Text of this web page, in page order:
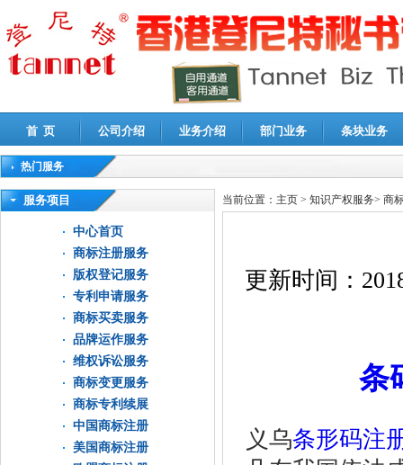
首 页 公司介绍 业务介绍 部门业务 条块业务
热门服务
高新技术企业认定审计|企业所得税汇算清缴申报鉴证
服务项目
中心首页
商标注册服务
版权登记服务
专利申请服务
商标买卖服务
品牌运作服务
维权诉讼服务
商标变更服务
商标专利续展
中国商标注册
美国商标注册
当前位置： 主页 > 知识产权服务> 商
更新时间：
条
义乌条形码注